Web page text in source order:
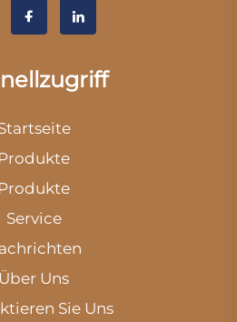
Produkte
Produkte
Service
Über Uns
Sie Uns